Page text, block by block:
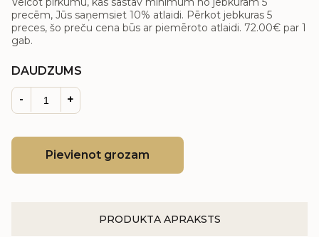
precēm, Jūs saņemsiet 10% atlaidi. Pērkot jebkuras 5
preces, šo preču cena būs ar piemēroto atlaidi. 72.00€ par 1
gab.
DAUDZUMS
- +
Pievienot grozam
PRODUKTA APRAKSTS